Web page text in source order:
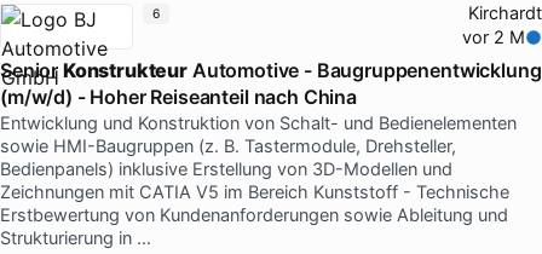
Kirchardt
vor 2 M
Senior KonstrukteurAutomotive - Baugruppenentwicklung
(m/w/d) - Hoher Reiseanteil nach China
Entwicklung und Konstruktion von Schalt- und Bedienelementen
sowie HMI-Baugruppen (z. B. Tastermodule, Drehsteller,
Bedienpanels) inklusive Erstellung von 3D-Modellen und
Zeichnungen mit CATIA V5 im Bereich Kunststoff - Technische
Erstbewertung von Kundenanforderungen sowie Ableitung und
Strukturierung in …
6